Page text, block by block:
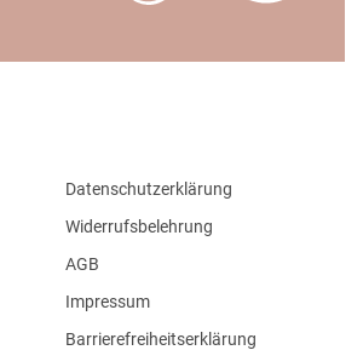
Datenschutzerklärung
Widerrufsbelehrung
AGB
Impressum
Barrierefreiheitserklärung